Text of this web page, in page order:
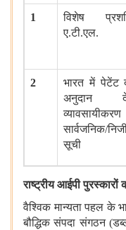
1 विशेष
ए.टी.एल.
2 भारत में पेटेंट
अनुदान
सार्वजनिक/
सूची
राष्ट्रीय आईपी
वैश्विक मान्यता पहल के
बौद्धिक संपदा संगठन (